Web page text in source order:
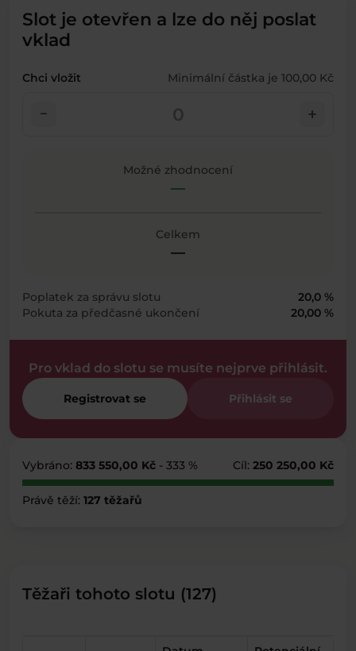
Slot je otevřen a lze do něj poslat
vklad
Chci vložit Minimální částka je 100,00 Kč
check_indeterminate_small add
Možné zhodnocení
—
Celkem
—
Poplatek za správu slotu
20,0 %
Pokuta za předčasné ukončení
20,00 %
Pro vklad do slotu se musíte nejprve přihlásit.
Registrovat se Přihlásit se
Vybráno: 833 550,00 Kč - 333 % Cíl: 250 250,00 Kč
Právě těží: 127 těžařů
Těžaři tohoto slotu (127)